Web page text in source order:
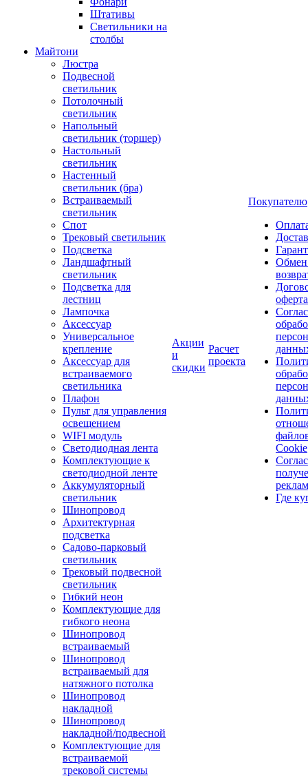
Штативы
Светильники на
столбы
Майтони
Люстра
Подвесной
светильник
Потолочный
светильник
Напольный
светильник (торшер)
Настольный
светильник
Настенный
светильник (бра)
Встраиваемый
светильник
Спот
Трековый светильник
Подсветка
Ландшафтный
светильник
Подсветка для
лестниц
Лампочка
Аксессуар
Универсальное
крепление
Аксессуар для
встраиваемого
светильника
Плафон
Пульт для управления
освещением
WIFI модуль
Светодиодная лента
Комплектующие к
светодиодной ленте
Аккумуляторный
светильник
Шинопровод
Архитектурная
подсветка
Садово-парковый
светильник
Трековый подвесной
светильник
Гибкий неон
Комплектующие для
гибкого неона
Шинопровод
встраиваемый
Шинопровод
встраиваемый для
натяжного потолка
Шинопровод
накладной
Шинопровод
накладной/подвесной
Комплектующие для
встраиваемой
трековой системы
Акции
и
скидки
Расчет
проекта
Покупателю
оферта
Cookie
Где